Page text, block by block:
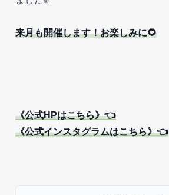
来月も開催します！お楽しみに🌻
《公式HPはこちら》👈
《公式インスタグラムはこちら》👈